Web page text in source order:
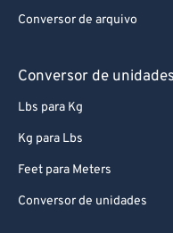
Conversor de arquivo
Conversor de unidades
Lbs para Kg
Kg para Lbs
Feet para Meters
Conversor de unidades